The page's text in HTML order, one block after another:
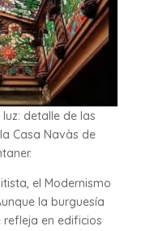
detalle de las
Casa Navàs de
el Modernismo
la burguesía
refleja en edificios